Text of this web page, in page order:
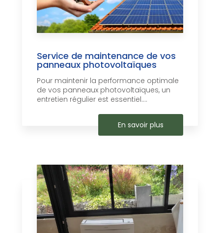
Service de maintenance de vos
panneaux photovoltaïques
Pour maintenir la performance optimale
de vos panneaux photovoltaïques, un
entretien régulier est essentiel....
En savoir plus